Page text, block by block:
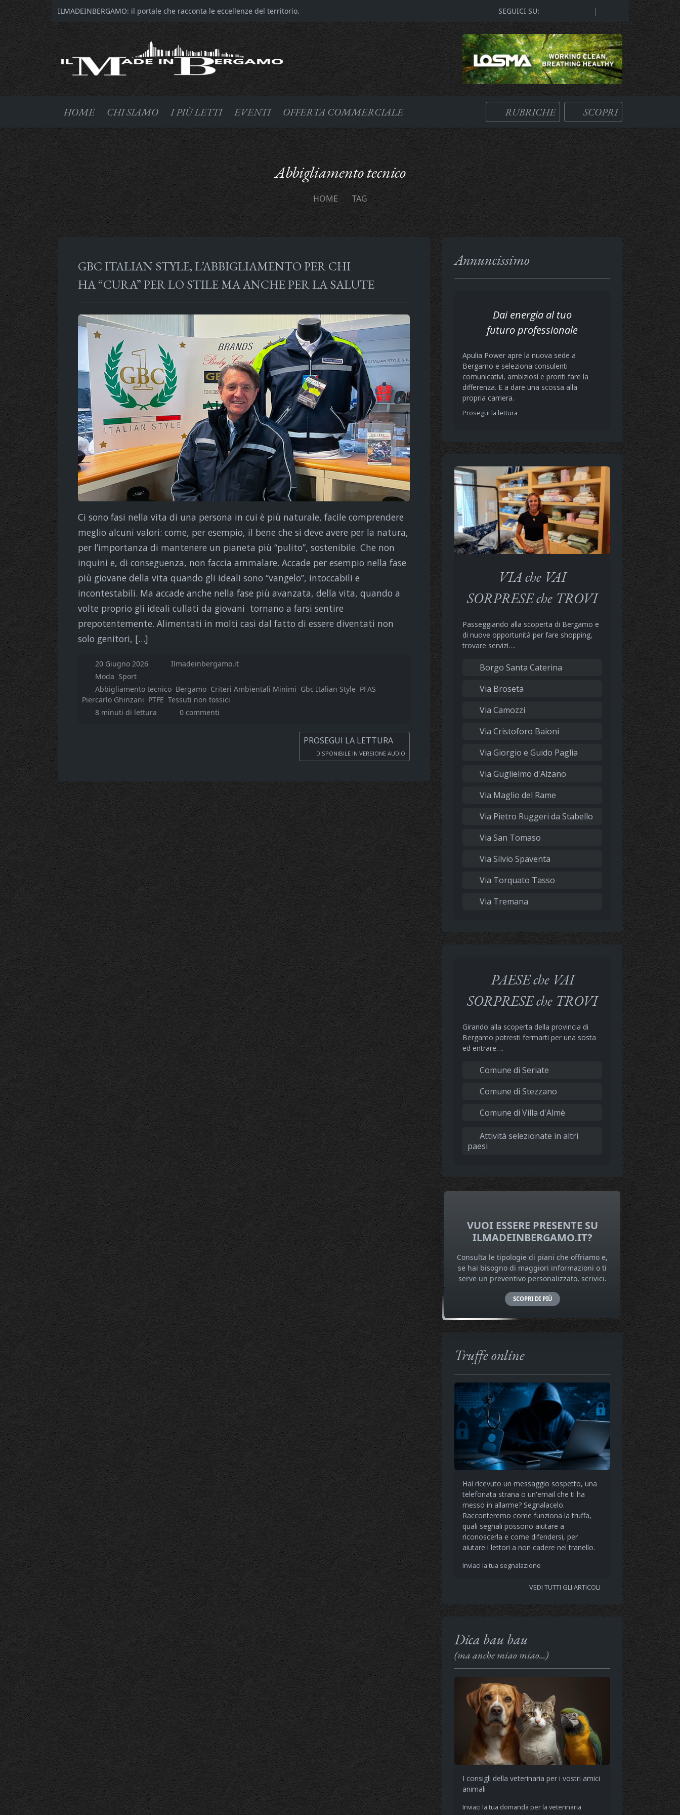
ILMADEINBERGAMO: il portale che racconta le eccellenze del territorio. SEGUICI SU: |
HOME CHI SIAMO I PIÙ LETTI EVENTI OFFERTA COMMERCIALE RUBRICHE SCOPRI
Abbigliamento tecnico
HOME TAG
GBC ITALIAN STYLE, L’ABBIGLIAMENTO PER CHI
HA “CURA” PER LO STILE MA ANCHE PER LA SALUTE
Ci sono fasi nella vita di una persona in cui è più naturale, facile comprendere
meglio alcuni valori: come, per esempio, il bene che si deve avere per la natura,
per l’importanza di mantenere un pianeta più “pulito”, sostenibile. Che non
inquini e, di conseguenza, non faccia ammalare. Accade per esempio nella fase
più giovane della vita quando gli ideali sono “vangelo”, intoccabili e
incontestabili. Ma accade anche nella fase più avanzata, della vita, quando a
volte proprio gli ideali cullati da giovani tornano a farsi sentire
prepotentemente. Alimentati in molti casi dal fatto di essere diventati non
solo genitori, […]
20 Giugno 2026
Ilmadeinbergamo.it
Moda Sport
Abbigliamento tecnico Bergamo Criteri Ambientali Minimi Gbc Italian Style PFAS
Piercarlo Ghinzani PTFE Tessuti non tossici
8 minuti di lettura
0 commenti
PROSEGUI LA LETTURA
DISPONIBILE IN VERSIONE AUDIO
Annuncissimo
Dai energia al tuo
futuro professionale
Apulia Power apre la nuova sede a
Bergamo e seleziona consulenti
comunicativi, ambiziosi e pronti fare la
differenza. E a dare una scossa alla
propria carriera.
Prosegui la lettura
VIA che VAI
SORPRESE che TROVI
Passeggiando alla scoperta di Bergamo e
di nuove opportunità per fare shopping,
trovare servizi….
Borgo Santa Caterina
Via Broseta
Via Camozzi
Via Cristoforo Baioni
Via Giorgio e Guido Paglia
Via Guglielmo d'Alzano
Via Maglio del Rame
Via Pietro Ruggeri da Stabello
Via San Tomaso
Via Silvio Spaventa
Via Torquato Tasso
Via Tremana
PAESE che VAI
SORPRESE che TROVI
Girando alla scoperta della provincia di
Bergamo potresti fermarti per una sosta
ed entrare….
Comune di Seriate
Comune di Stezzano
Comune di Villa d'Almè
Attività selezionate in altri
paesi
VUOI ESSERE PRESENTE SU
ILMADEINBERGAMO.IT?
Consulta le tipologie di piani che offriamo e,
se hai bisogno di maggiori informazioni o ti
serve un preventivo personalizzato, scrivici.
SCOPRI DI PIÙ
Truffe online
Hai ricevuto un messaggio sospetto, una
telefonata strana o un'email che ti ha
messo in allarme? Segnalacelo.
Racconteremo come funziona la truffa,
quali segnali possono aiutare a
riconoscerla e come difendersi, per
aiutare i lettori a non cadere nel tranello.
Inviaci la tua segnalazione
VEDI TUTTI GLI ARTICOLI
Dica bau bau
(ma anche miao miao...)
I consigli della veterinaria per i vostri amici
animali
Inviaci la tua domanda per la veterinaria